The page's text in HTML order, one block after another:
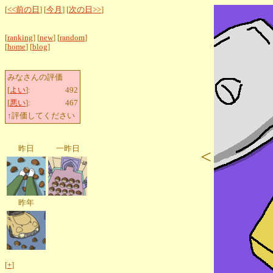
[<<前の日 ] [今月 ] [次の日>>]
[ranking] [new] [random]
[home] [blog]
みなさんの評価
[よい]:
492
[悪い]:
467
↑評価してください
昨日 一昨日
昨年
[+]
<